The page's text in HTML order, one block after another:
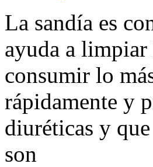
La sandía es
ayuda a limpiar
consumir lo
rápidamente y
diuréticas y
son